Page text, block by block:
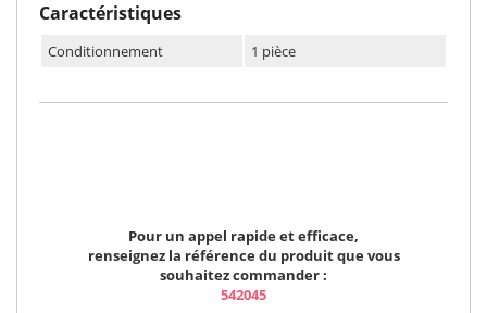
Caractéristiques
Conditionnement 1 pièce
Pour un appel rapide et efficace,
renseignez la référence du produit que vous
souhaitez commander :
542045